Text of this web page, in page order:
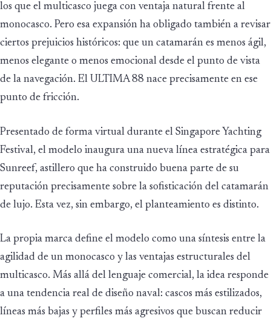
los que el multicasco juega con ventaja natural frente al
monocasco. Pero esa expansión ha obligado también a revisar
ciertos prejuicios históricos: que un catamarán es menos ágil,
menos elegante o menos emocional desde el punto de vista
de la navegación. El ULTIMA 88 nace precisamente en ese
punto de fricción.
Presentado de forma virtual durante el Singapore Yachting
Festival, el modelo inaugura una nueva línea estratégica para
Sunreef, astillero que ha construido buena parte de su
reputación precisamente sobre la sofisticación del catamarán
de lujo. Esta vez, sin embargo, el planteamiento es distinto.
La propia marca define el modelo como una síntesis entre la
agilidad de un monocasco y las ventajas estructurales del
multicasco. Más allá del lenguaje comercial, la idea responde
a una tendencia real de diseño naval: cascos más estilizados,
líneas más bajas y perfiles más agresivos que buscan reducir